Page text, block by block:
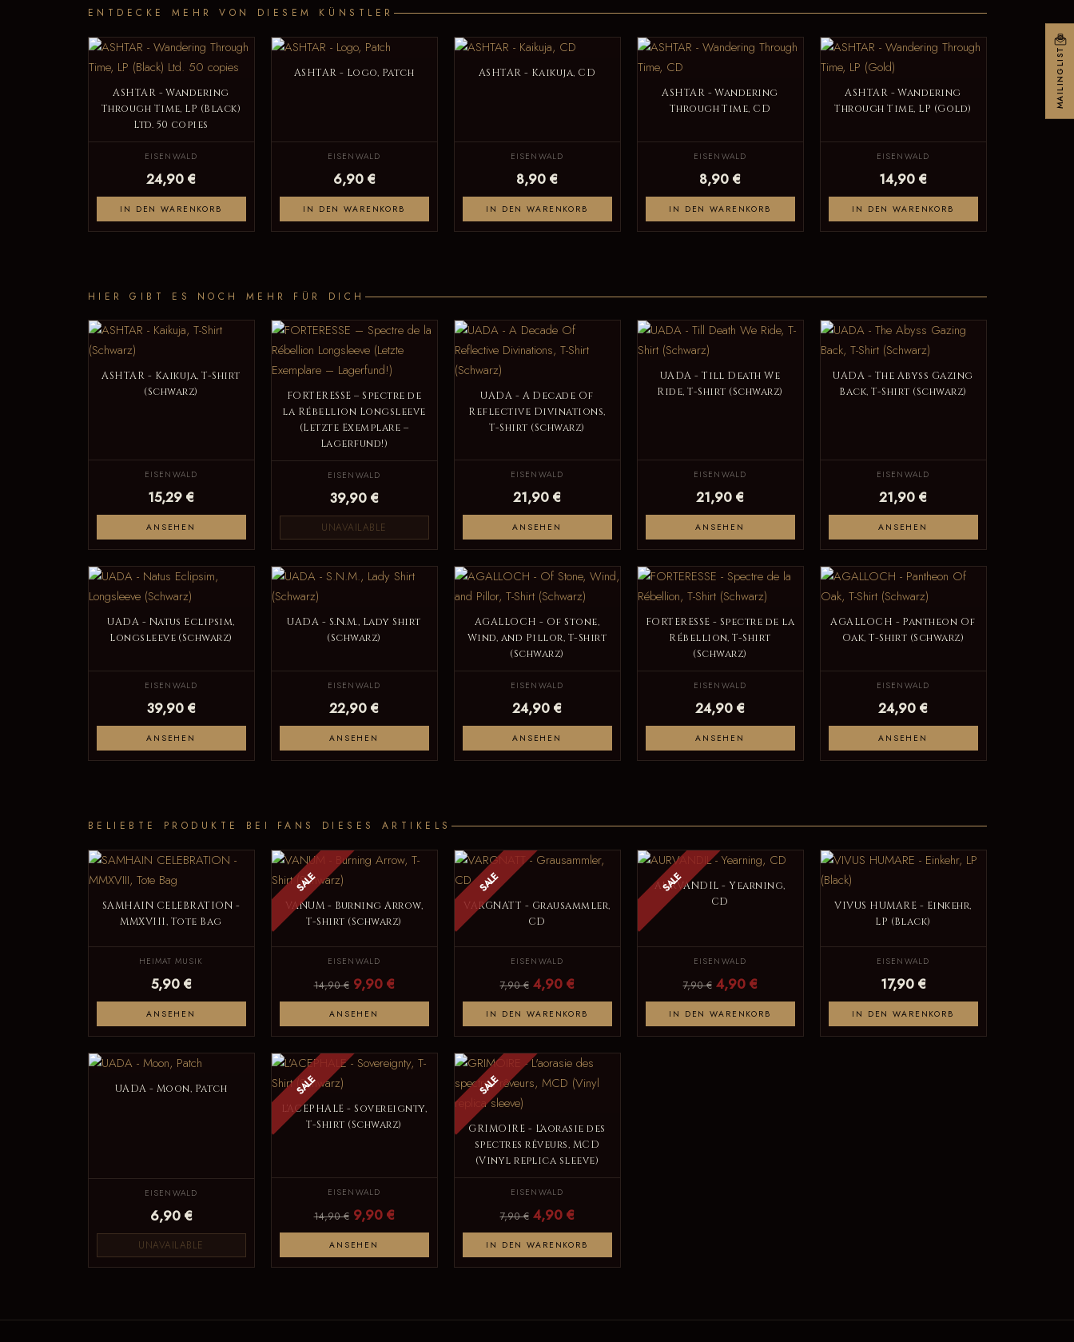
ENTDECKE MEHR VON DIESEM KÜNSTLER
ASHTAR - Wandering
Through Time, LP (Black)
Ltd. 50 copies
EISENWALD
24,90 €
IN DEN WARENKORB
ASHTAR - Logo, Patch
EISENWALD
6,90 €
IN DEN WARENKORB
ASHTAR - Kaikuja, CD
EISENWALD
8,90 €
IN DEN WARENKORB
ASHTAR - Wandering
Through Time, CD
EISENWALD
8,90 €
IN DEN WARENKORB
ASHTAR - Wandering
Through Time, LP (Gold)
EISENWALD
14,90 €
IN DEN WARENKORB
HIER GIBT ES NOCH MEHR FÜR DICH
ASHTAR - Kaikuja, T-Shirt
(Schwarz)
EISENWALD
15,29 €
ANSEHEN
FORTERESSE – Spectre de
la Rébellion Longsleeve
(Letzte Exemplare –
Lagerfund!)
EISENWALD
39,90 €
UNAVAILABLE
UADA - A Decade Of
Reflective Divinations,
T-Shirt (Schwarz)
EISENWALD
21,90 €
ANSEHEN
UADA - Till Death We
Ride, T-Shirt (Schwarz)
EISENWALD
21,90 €
ANSEHEN
UADA - The Abyss Gazing
Back, T-Shirt (Schwarz)
EISENWALD
21,90 €
ANSEHEN
UADA - Natus Eclipsim,
Longsleeve (Schwarz)
EISENWALD
39,90 €
ANSEHEN
UADA - S.N.M., Lady Shirt
(Schwarz)
EISENWALD
22,90 €
ANSEHEN
AGALLOCH - Of Stone,
Wind, and Pillor, T-Shirt
(Schwarz)
EISENWALD
24,90 €
ANSEHEN
FORTERESSE - Spectre de la
Rébellion, T-Shirt
(Schwarz)
EISENWALD
24,90 €
ANSEHEN
AGALLOCH - Pantheon Of
Oak, T-Shirt (Schwarz)
EISENWALD
24,90 €
ANSEHEN
BELIEBTE PRODUKTE BEI FANS DIESES ARTIKELS
SAMHAIN CELEBRATION -
MMXVIII, Tote Bag
HEIMAT MUSIK
5,90 €
ANSEHEN
SALE
VANUM - Burning Arrow,
T-Shirt (Schwarz)
EISENWALD
14,90 € 9,90 €
ANSEHEN
SALE
VARGNATT - Grausammler,
CD
EISENWALD
7,90 € 4,90 €
IN DEN WARENKORB
SALE
AURVANDIL - Yearning,
CD
EISENWALD
7,90 € 4,90 €
IN DEN WARENKORB
VIVUS HUMARE - Einkehr,
LP (Black)
EISENWALD
17,90 €
IN DEN WARENKORB
UADA - Moon, Patch
EISENWALD
6,90 €
UNAVAILABLE
SALE
L'ACEPHALE - Sovereignty,
T-Shirt (Schwarz)
EISENWALD
14,90 € 9,90 €
ANSEHEN
SALE
GRIMOIRE - L'aorasie des
spectres rêveurs, MCD
(Vinyl replica sleeve)
EISENWALD
7,90 € 4,90 €
IN DEN WARENKORB
MAILINGLIST